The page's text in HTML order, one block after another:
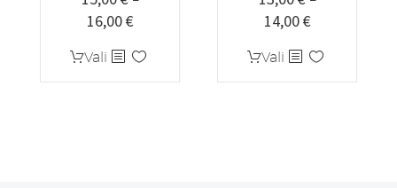
16,00€Hinnavahemik:
kuni
16,00 €
Vali Sellel
tootel
14,00€
kuni
14,00 €
Vali Sellel
tootel